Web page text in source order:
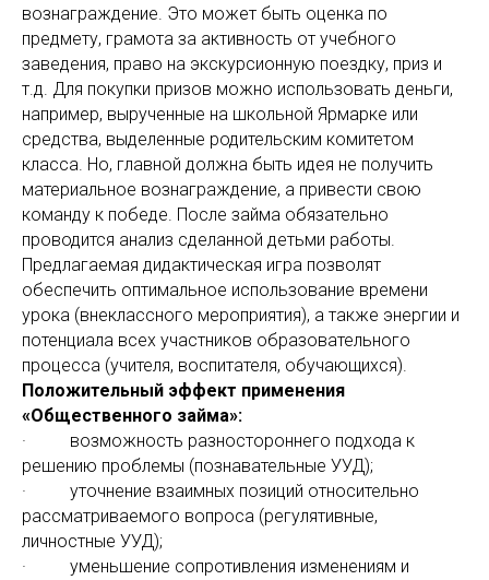
вознаграждение. Это может быть оценка по
предмету, грамота за активность от учебного
заведения, право на экскурсионную поездку, приз и
т.д. Для покупки призов можно использовать деньги,
например, вырученные на школьной Ярмарке или
средства, выделенные родительским комитетом
класса. Но, главной должна быть идея не получить
материальное вознаграждение, а привести свою
команду к победе. После займа обязательно
проводится анализ сделанной детьми работы.
Предлагаемая дидактическая игра позволят
обеспечить оптимальное использование времени
урока (внеклассного мероприятия), а также энергии и
потенциала всех участников образовательного
процесса (учителя, воспитателя, обучающихся).
Положительный эффект применения
«Общественного займа»:
· возможность разностороннего подхода к
решению проблемы (познавательные УУД);
· уточнение взаимных позиций относительно
рассматриваемого вопроса (регулятивные,
личностные УУД);
· уменьшение сопротивления изменениям и